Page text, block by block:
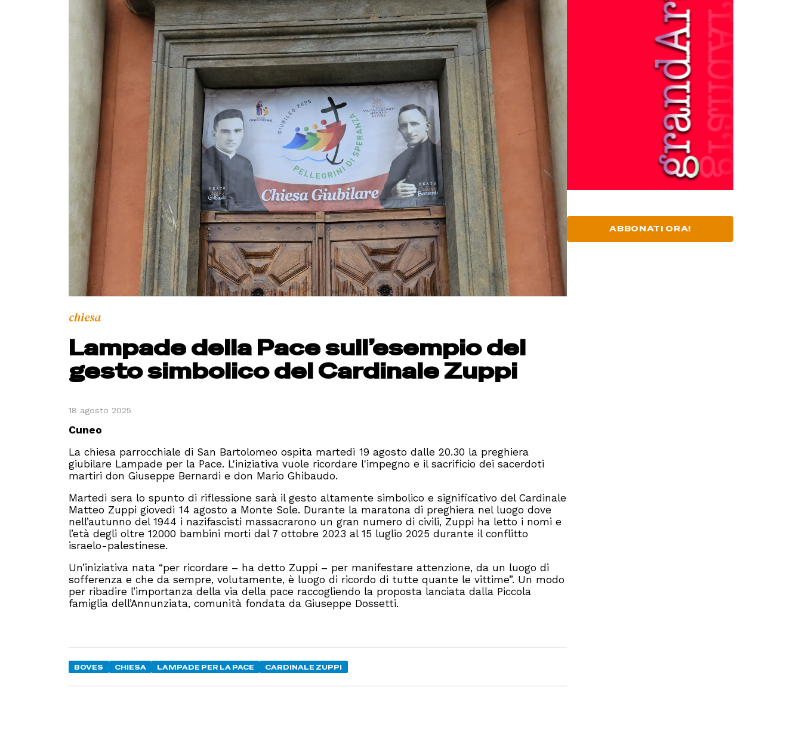
chiesa
Lampade della Pace sull’esempio del
gesto simbolico del Cardinale Zuppi
18 agosto 2025
Cuneo
La chiesa parrocchiale di San Bartolomeo ospita martedì 19 agosto dalle 20.30 la preghiera
giubilare Lampade per la Pace. L'iniziativa vuole ricordare l'impegno e il sacrificio dei sacerdoti
martiri don Giuseppe Bernardi e don Mario Ghibaudo.
Martedì sera lo spunto di riflessione sarà il gesto altamente simbolico e significativo del Cardinale
Matteo Zuppi giovedì 14 agosto a Monte Sole. Durante la maratona di preghiera nel luogo dove
nell’autunno del 1944 i nazifascisti massacrarono un gran numero di civili, Zuppi ha letto i nomi e
l’età degli oltre 12000 bambini morti dal 7 ottobre 2023 al 15 luglio 2025 durante il conflitto
israelo-palestinese.
Un’iniziativa nata “per ricordare – ha detto Zuppi – per manifestare attenzione, da un luogo di
sofferenza e che da sempre, volutamente, è luogo di ricordo di tutte quante le vittime”. Un modo
per ribadire l’importanza della via della pace raccogliendo la proposta lanciata dalla Piccola
famiglia dell’Annunziata, comunità fondata da Giuseppe Dossetti.
BOVES CHIESA LAMPADE PER LA PACE CARDINALE ZUPPI
ABBONATI ORA!